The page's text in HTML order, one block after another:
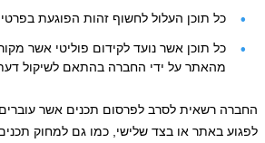
כל תוכן העלול לחשוף זהות הפוגעת
כל תוכן אשר נועד לקידום פוליטי אשר
מהאתר על ידי החברה בהתאם לשיקול
החברה רשאית לסרב לפרסום תכנים אשר
לפגוע באתר או בצד שלישי, כמו גם למחוק